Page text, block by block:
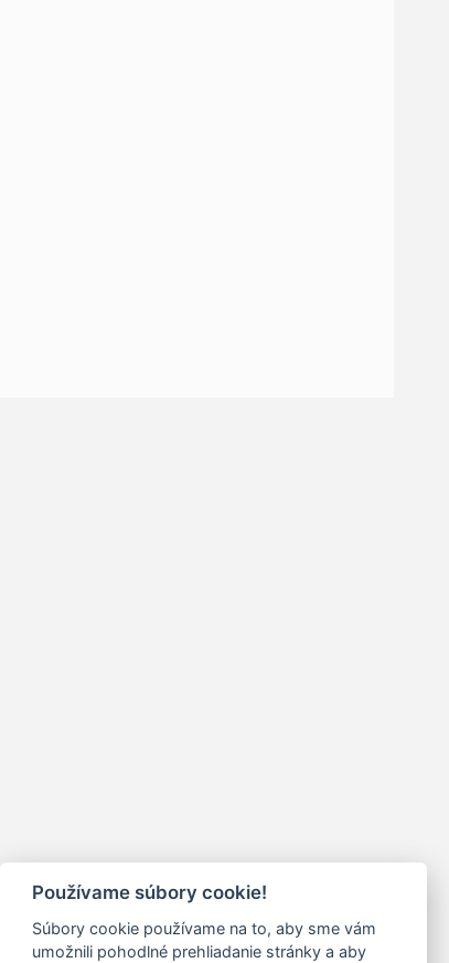
Používame súbory cookie!
Súbory cookie používame na to, aby sme vám
umožnili pohodlné prehliadanie stránky a aby